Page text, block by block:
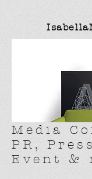
Media
PR,
Event &